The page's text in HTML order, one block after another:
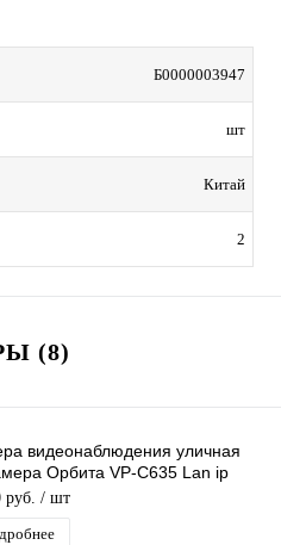
Б0000003947
шт
Китай
2
(8)
видеонаблюдения уличная
Орбита VP-C635 Lan ip
4 Mpix 3,6мм H.264
руб. / шт